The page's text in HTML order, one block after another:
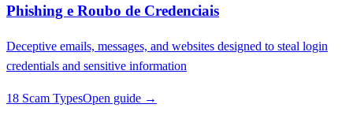
Phishing e Roubo de Credenciais
Deceptive emails, messages, and websites designed to steal login
credentials and sensitive information
18 Scam TypesOpen guide →